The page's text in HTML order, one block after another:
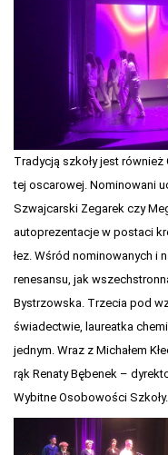
Tradycją szkoły jest
tej oscarowej. Nominowani
Szwajcarski Zegarek czy
autoprezentacje w postaci
łez. Wśród nominowanych i
renesansu, jak
Bystrzowska. Trzecia pod
świadectwie, laureatka
jednym. Wraz z Michałem
rąk Renaty Bębenek –
Wybitne Osobowości Szkoły.